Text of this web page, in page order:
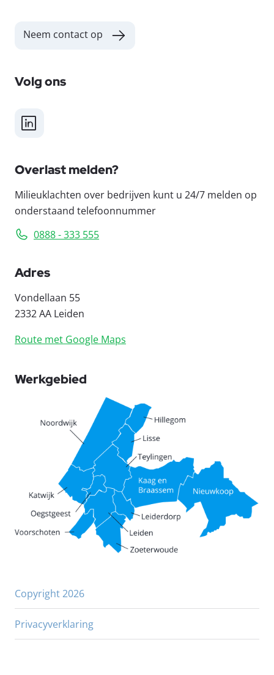
Neem contact op
Volg ons
LinkedIn
Overlast melden?
Milieuklachten over bedrijven kunt u 24/7 melden op
onderstaand telefoonnummer
0888 - 333 555
Adres
Vondellaan 55
2332 AA Leiden
Route met Google Maps
Werkgebied
Copyright 2026
Privacyverklaring